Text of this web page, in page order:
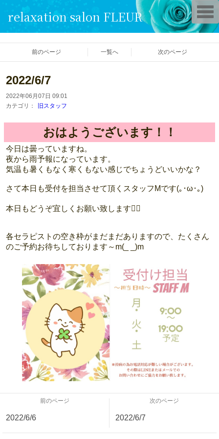
relaxation salon FLEUR
前のページ 一覧へ 次のページ
2022/6/7
2022年06月07日 09:01
カテゴリ：
旧スタッフ
おはようございます！！
今日は曇っていますね。
夜から雨予報になっています。
気温も暑くもなく寒くもない感じでちょうどいいかな？
さて本日も受付を担当させて頂くスタッフMです(｡･ω･｡)
本日もどうぞ宜しくお願い致します🙇‍♀️
各セラピストの空き枠がまだまだありますので、たくさん
のご予約お待ちしております～m(_ _)m
前のページ
2022/6/6
次のページ
2022/6/7
T
o
g
g
e
a